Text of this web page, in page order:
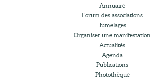
Annuaire
Forum des associations
Jumelages
Organiser une manifestation
Actualités
Agenda
Publications
Photothèque